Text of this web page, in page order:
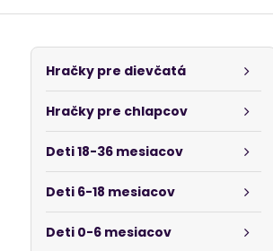
Hračky pre dievčatá
Hračky pre chlapcov
Deti 18-36 mesiacov
Deti 6-18 mesiacov
Deti 0-6 mesiacov